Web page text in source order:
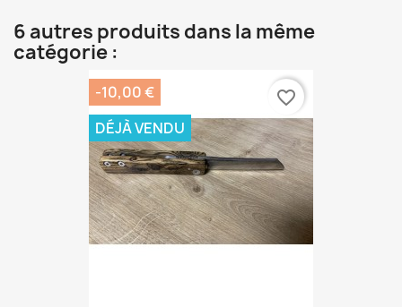
6 autres produits dans la même
catégorie :
-10,00 €
DÉJÀ VENDU
favorite_border